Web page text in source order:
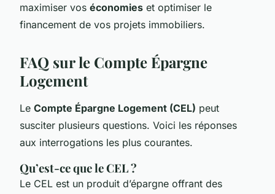
maximiser vos économies et optimiser le
financement de vos projets immobiliers.
FAQ sur le Compte Épargne
Logement
Le Compte Épargne Logement (CEL) peut
susciter plusieurs questions. Voici les réponses
aux interrogations les plus courantes.
Qu’est-ce que le CEL ?
Le CEL est un produit d’épargne offrant des